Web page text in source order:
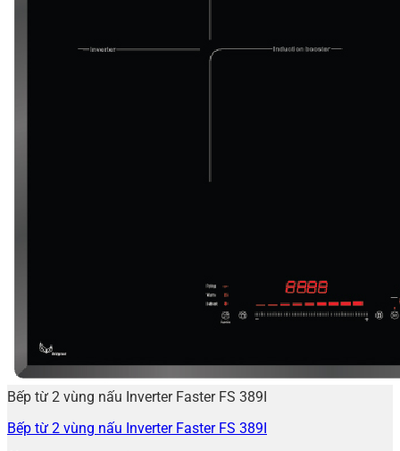
Bếp từ 2 vùng nấu Inverter Faster FS 389I
Bếp từ 2 vùng nấu Inverter Faster FS 389I